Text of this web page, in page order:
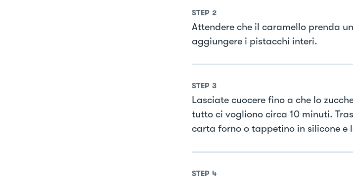
STEP 2
Attendere che il caramello prenda
aggiungere i pistacchi interi.
STEP 3
Lasciate cuocere fino a che lo
tutto ci vogliono circa 10 minuti.
carta forno o tappetino in silicone e
STEP 4